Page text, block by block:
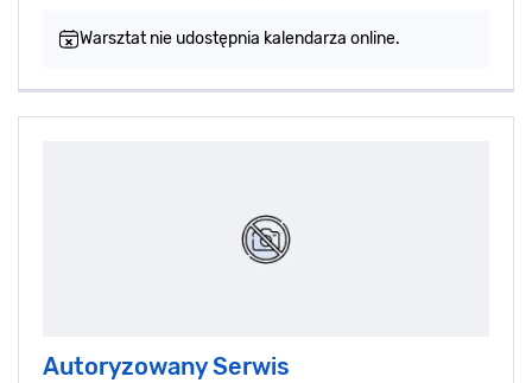
Warsztat nie udostępnia kalendarza online.
Autoryzowany Serwis